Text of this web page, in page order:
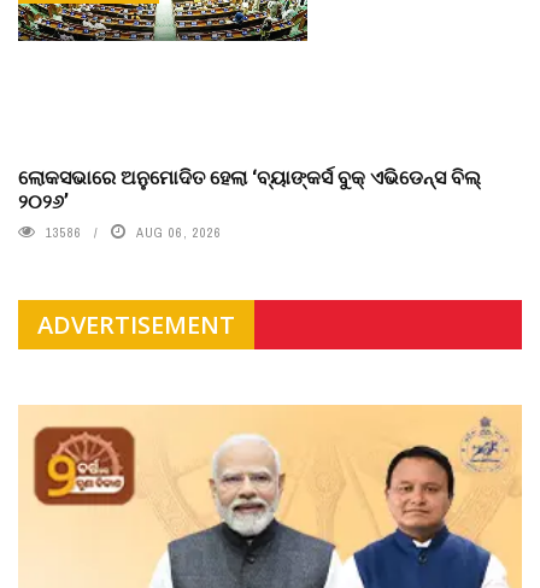
ଲୋକସଭାରେ ଅନୁମୋଦିତ ହେଲା ‘ବ୍ୟାଙ୍କର୍ସ ବୁକ୍ ଏଭିଡେନ୍ସ ବିଲ୍
୨୦୨୬’
13586 AUG 06, 2026
ADVERTISEMENT